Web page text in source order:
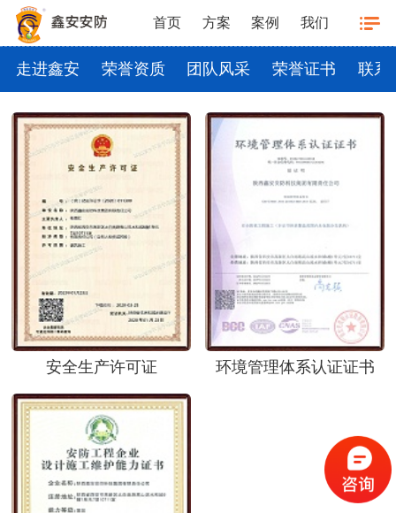
首页 方案 案例 我们
走进鑫安 荣誉资质 团队风采 荣誉证书 联系
安全生产许可证 环境管理体系认证证书